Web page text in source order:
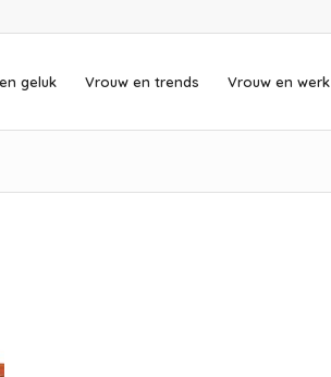
geluk Vrouw en trends Vrouw en werk